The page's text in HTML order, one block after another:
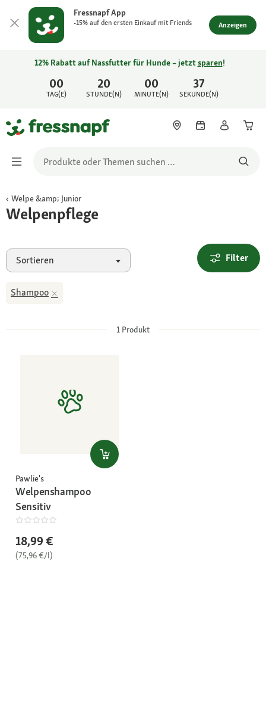
Fressnapf App
-15% auf den ersten Einkauf mit Friends Anzeigen
00
TAG(E)
20
STUNDE(N)
00
MINUTE(N)
37
SEKUNDE(N)
12% Rabatt auf Nassfutter für Hunde – jetztsparen!
Welpe &amp; Junior
Welpenpflege
Sortieren Filter
Shampoo
1 Produkt
Pawlie's
Welpenshampoo
Sensitiv
18,99 €
(75,96 €/l)